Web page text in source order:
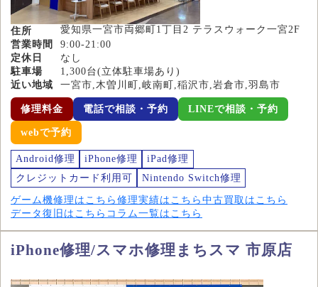
住所
愛知県一宮市両郷町1丁目2 テラスウォーク一宮2F
営業時間
9:00-21:00
定休日
なし
駐車場
1,300台(立体駐車場あり)
近い地域
一宮市,木曽川町,岐南町,稲沢市,岩倉市,羽島市
修理料金 電話で相談・予約 LINEで相談・予約
webで予約
Android修理 iPhone修理
iPad修理
クレジットカード利用可
Nintendo Switch修理
ゲーム機修理はこちら 修理実績はこちら 中古買取はこちら
データ復旧はこちら コラム一覧はこちら
iPhone修理/スマホ修理まちスマ 市原店